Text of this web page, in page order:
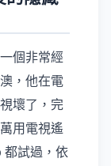
個非常經
，他在電
壞了，完
用電視遙
試過，依